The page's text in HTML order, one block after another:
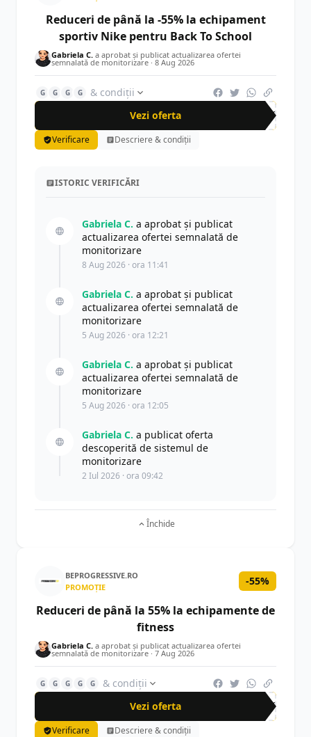
Reduceri de până la -55% la echipament
sportiv Nike pentru Back To School
Gabriela C. a aprobat și publicat actualizarea ofertei
semnalată de monitorizare · 8 Aug 2026
G G G G
& condiții
Vezi oferta
-55%
Verificare Descriere & condiții
ISTORIC VERIFICĂRI
Gabriela C. a aprobat și publicat
actualizarea ofertei semnalată de
monitorizare
8 Aug 2026 · ora 11:41
Gabriela C. a aprobat și publicat
actualizarea ofertei semnalată de
monitorizare
5 Aug 2026 · ora 12:21
Gabriela C. a aprobat și publicat
actualizarea ofertei semnalată de
monitorizare
5 Aug 2026 · ora 12:05
Gabriela C. a publicat oferta
descoperită de sistemul de
monitorizare
2 Iul 2026 · ora 09:42
Închide
BEPROGRESSIVE.RO
PROMOȚIE
-55%
Reduceri de până la 55% la echipamente de
fitness
Gabriela C. a aprobat și publicat actualizarea ofertei
semnalată de monitorizare · 7 Aug 2026
G G G G G
& condiții
Vezi oferta
-55%
Verificare Descriere & condiții